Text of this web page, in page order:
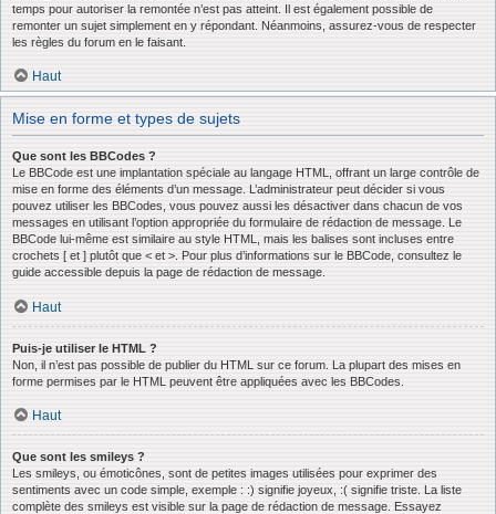
temps pour autoriser la remontée n’est pas atteint. Il est également possible de
remonter un sujet simplement en y répondant. Néanmoins, assurez-vous de respecter
les règles du forum en le faisant.
Haut
Mise en forme et types de sujets
Que sont les BBCodes ?
Le BBCode est une implantation spéciale au langage HTML, offrant un large contrôle de
mise en forme des éléments d’un message. L’administrateur peut décider si vous
pouvez utiliser les BBCodes, vous pouvez aussi les désactiver dans chacun de vos
messages en utilisant l’option appropriée du formulaire de rédaction de message. Le
BBCode lui-même est similaire au style HTML, mais les balises sont incluses entre
crochets [ et ] plutôt que < et >. Pour plus d’informations sur le BBCode, consultez le
guide accessible depuis la page de rédaction de message.
Haut
Puis-je utiliser le HTML ?
Non, il n’est pas possible de publier du HTML sur ce forum. La plupart des mises en
forme permises par le HTML peuvent être appliquées avec les BBCodes.
Haut
Que sont les smileys ?
Les smileys, ou émoticônes, sont de petites images utilisées pour exprimer des
sentiments avec un code simple, exemple : :) signifie joyeux, :( signifie triste. La liste
complète des smileys est visible sur la page de rédaction de message. Essayez